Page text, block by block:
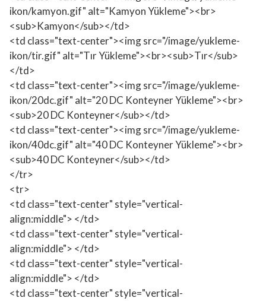
ikon/kamyon.gif" alt="Kamyon Yükleme"><br>
<sub>Kamyon</sub></td>
<td class="text-center"><img src="/image/yukleme-
ikon/tir.gif" alt="Tır Yükleme"><br><sub>Tır</sub>
</td>
<td class="text-center"><img src="/image/yukleme-
ikon/20dc.gif" alt="20 DC Konteyner Yükleme"><br>
<sub>20 DC Konteyner</sub></td>
<td class="text-center"><img src="/image/yukleme-
ikon/40dc.gif" alt="40 DC Konteyner Yükleme"><br>
<sub>40 DC Konteyner</sub></td>
</tr>
<tr>
<td class="text-center" style="vertical-
align:middle"> </td>
<td class="text-center" style="vertical-
align:middle"> </td>
<td class="text-center" style="vertical-
align:middle"> </td>
<td class="text-center" style="vertical-